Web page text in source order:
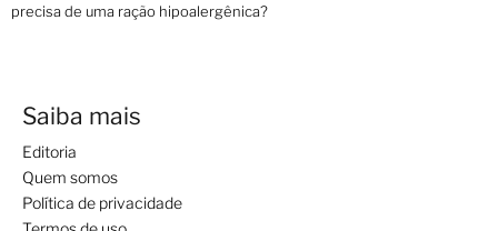
precisa de uma ração hipoalergênica?
Saiba mais
Editoria
Quem somos
Política de privacidade